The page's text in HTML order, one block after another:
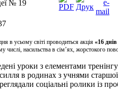
№ 19
в усьому світі проводиться акція «16
числі, насильства в сім’ях, жорстокого
уроки з елементами
в родинах з учнями
соціальні ролики із